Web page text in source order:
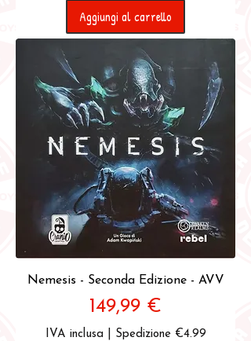
Aggiungi al carrello
Nemesis - Seconda Edizione - AVV
Prezzo
149,99 €
IVA inclusa Spedizione €4.99